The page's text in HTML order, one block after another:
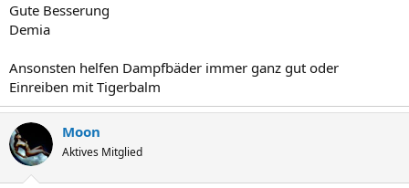
Gute Besserung
Demia
Ansonsten helfen Dampfbäder immer ganz gut oder
Einreiben mit Tigerbalm
Moon
Aktives Mitglied